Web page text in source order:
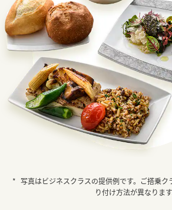
写真はビジネスクラスの提供例です。ご搭乗
り付け方法が異なります